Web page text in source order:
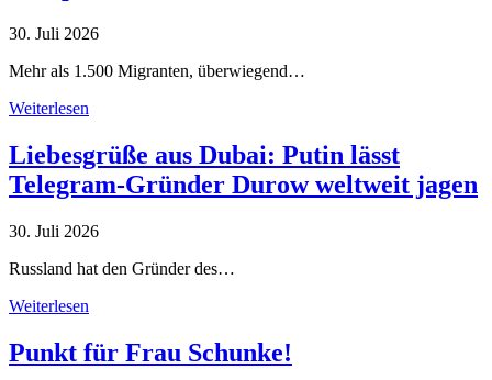
30. Juli 2026
Mehr als 1.500 Migranten, überwiegend…
Weiterlesen
Liebesgrüße aus Dubai: Putin lässt
Telegram-Gründer Durow weltweit jagen
30. Juli 2026
Russland hat den Gründer des…
Weiterlesen
Punkt für Frau Schunke!